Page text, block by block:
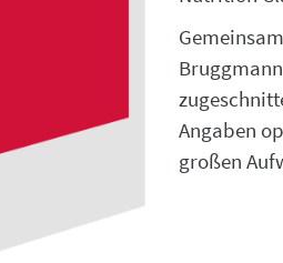
Angaben
großen